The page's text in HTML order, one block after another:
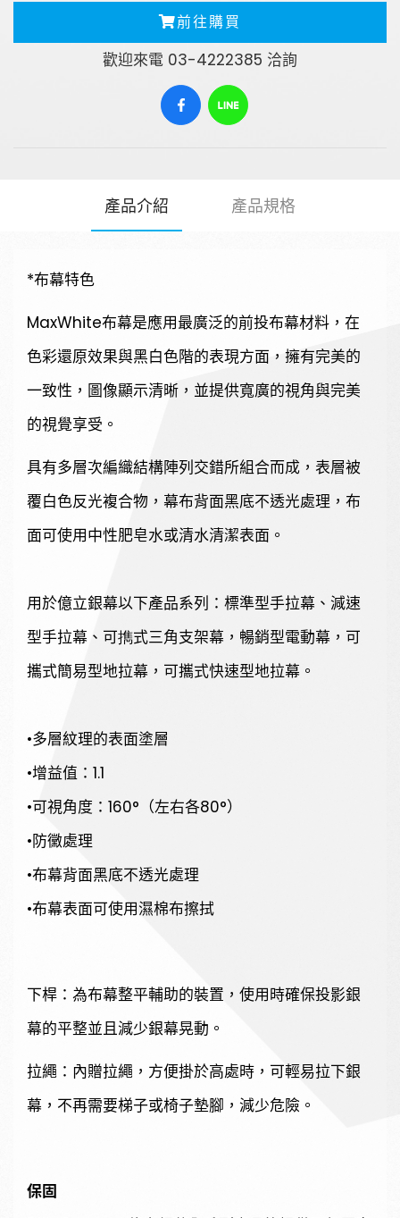
前往購買
歡迎來電 03-4222385 洽詢
產品介紹 產品規格
*布幕特色
MaxWhite布幕是應用最廣泛的前投布幕材料，在
色彩還原效果與黑白色階的表現方面，擁有完美的
一致性，圖像顯示清晰，並提供寬廣的視角與完美
的視覺享受。
具有多層次編織結構陣列交錯所組合而成，表層被
覆白色反光複合物，幕布背面黑底不透光處理，布
面可使用中性肥皂水或清水清潔表面。
用於億立銀幕以下產品系列：標準型手拉幕、減速
型手拉幕、可擕式三角支架幕，暢銷型電動幕，可
攜式簡易型地拉幕，可攜式快速型地拉幕。
•多層紋理的表面塗層
•增益值：1.1
•可視角度：160°（左右各80°）
•防黴處理
•布幕背面黑底不透光處理
•布幕表面可使用濕棉布擦拭
下桿：為布幕整平輔助的裝置，使用時確保投影銀
幕的平整並且減少銀幕晃動。
拉繩：內贈拉繩，方便掛於高處時，可輕易拉下銀
幕，不再需要梯子或椅子墊腳，減少危險。
保固